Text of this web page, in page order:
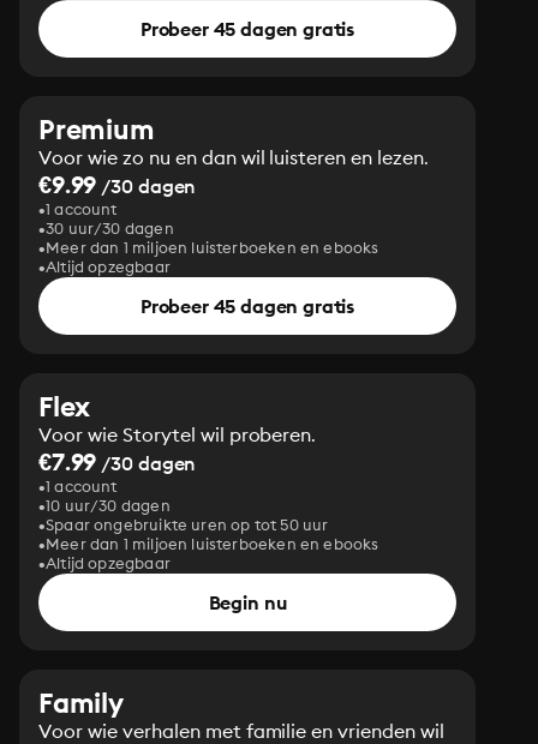
Probeer 45 dagen gratis
Premium
Voor wie zo nu en dan wil luisteren en lezen.
€9.99 /30 dagen
1 account
30 uur/30 dagen
Meer dan 1 miljoen luisterboeken en ebooks
Altijd opzegbaar
Probeer 45 dagen gratis
Flex
Voor wie Storytel wil proberen.
€7.99 /30 dagen
1 account
10 uur/30 dagen
Spaar ongebruikte uren op tot 50 uur
Meer dan 1 miljoen luisterboeken en ebooks
Altijd opzegbaar
Begin nu
Family
Voor wie verhalen met familie en vrienden wil